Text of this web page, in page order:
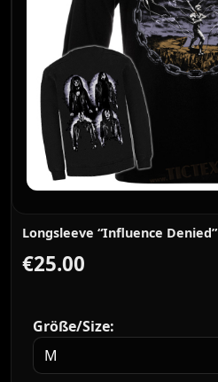
Longsleeve “Influence Denied”
€25.00
Größe/Size: